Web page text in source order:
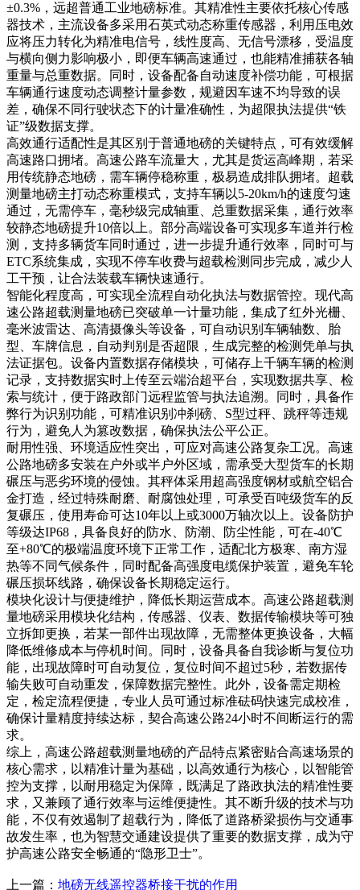
±0.3%，远超普通工业地磅标准。其精准性主要依托核心传感
器技术，主流设备多采用石英式动态称重传感器，利用压电效
应将压力转化为精准电信号，线性度高、无信号漂移，受温度
与横向侧力影响极小，即便车辆高速通过，也能精准捕获各轴
重量与总重数据。同时，设备配备自动速度补偿功能，可根据
车辆通行速度动态调整计量参数，规避因车速不均导致的误
差，确保不同行驶状态下的计量准确性，为超限执法提供“铁
证”级数据支撑。
高效通行适配性是其区别于普通地磅的关键特点，可有效缓解
高速路口拥堵。高速公路车流量大，尤其是货运高峰期，若采
用传统静态地磅，需车辆停稳称重，极易造成排队拥堵。超载
测量地磅主打动态称重模式，支持车辆以5-20km/h的速度匀速
通过，无需停车，毫秒级完成轴重、总重数据采集，通行效率
较静态地磅提升10倍以上。部分高端设备可实现多车道并行检
测，支持多辆货车同时通过，进一步提升通行效率，同时可与
ETC系统集成，实现不停车收费与超载检测同步完成，减少人
工干预，让合法装载车辆快速通行。
智能化程度高，可实现全流程自动化执法与数据管控。现代高
速公路超载测量地磅已突破单一计量功能，集成了红外光栅、
毫米波雷达、高清摄像头等设备，可自动识别车辆轴数、胎
型、车牌信息，自动判别是否超限，生成完整的检测凭单与执
法证据包。设备内置数据存储模块，可储存上千辆车辆的检测
记录，支持数据实时上传至云端治超平台，实现数据共享、检
索与统计，便于路政部门远程监管与执法追溯。同时，具备作
弊行为识别功能，可精准识别冲刹磅、S型过秤、跳秤等违规
行为，避免人为篡改数据，确保执法公平公正。
耐用性强、环境适应性突出，可应对高速公路复杂工况。高速
公路地磅多安装在户外或半户外区域，需承受大型货车的长期
碾压与恶劣环境的侵蚀。其秤体采用超高强度钢材或航空铝合
金打造，经过特殊耐磨、耐腐蚀处理，可承受百吨级货车的反
复碾压，使用寿命可达10年以上或3000万轴次以上。设备防护
等级达IP68，具备良好的防水、防潮、防尘性能，可在-40℃
至+80℃的极端温度环境下正常工作，适配北方极寒、南方湿
热等不同气候条件，同时配备高强度电缆保护装置，避免车轮
碾压损坏线路，确保设备长期稳定运行。
模块化设计与便捷维护，降低长期运营成本。高速公路超载测
量地磅采用模块化结构，传感器、仪表、数据传输模块等可独
立拆卸更换，若某一部件出现故障，无需整体更换设备，大幅
降低维修成本与停机时间。同时，设备具备自我诊断与复位功
能，出现故障时可自动复位，复位时间不超过5秒，若数据传
输失败可自动重发，保障数据完整性。此外，设备需定期检
定，检定流程便捷，专业人员可通过标准砝码快速完成校准，
确保计量精度持续达标，契合高速公路24小时不间断运行的需
求。
综上，高速公路超载测量地磅的产品特点紧密贴合高速场景的
核心需求，以精准计量为基础，以高效通行为核心，以智能管
控为支撑，以耐用稳定为保障，既满足了路政执法的精准性要
求，又兼顾了通行效率与运维便捷性。其不断升级的技术与功
能，不仅有效遏制了超载行为，降低了道路桥梁损伤与交通事
故发生率，也为智慧交通建设提供了重要的数据支撑，成为守
护高速公路安全畅通的“隐形卫士”。
上一篇： 地磅无线遥控器桥接干扰的作用